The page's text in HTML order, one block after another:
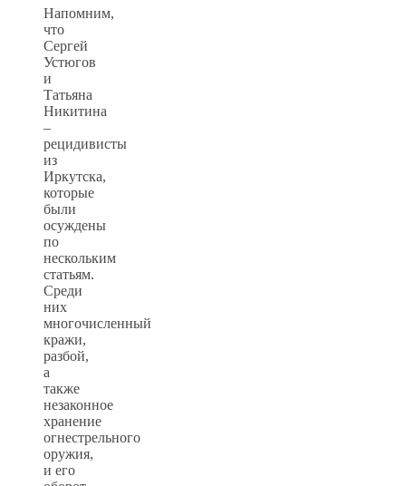
Напомним,
что
Сергей
Устюгов
и
Татьяна
Никитина
–
рецидивисты
из
Иркутска,
которые
были
осуждены
по
нескольким
статьям.
Среди
них
многочисленный
кражи,
разбой,
а
также
незаконное
хранение
огнестрельного
оружия,
и его